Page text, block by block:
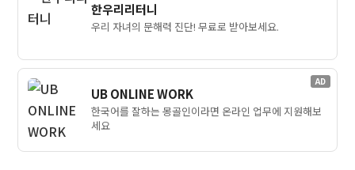
한우리리터니
우리 자녀의 문해력 진단! 무료로 받아보세요.
AD
UB ONLINE WORK
한국어를 잘하는 몽골인이라면 온라인 업무에 지원해보
세요